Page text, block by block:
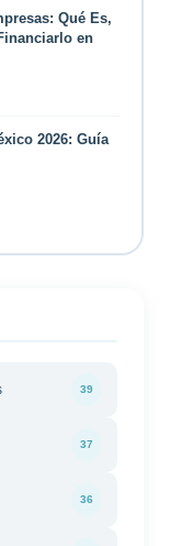
Qué Es,
en
2026: Guía
39
37
36